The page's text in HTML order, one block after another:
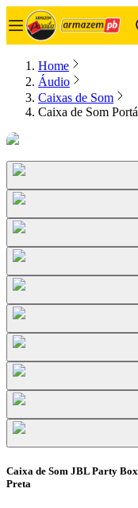
Home
Áudio
Caixas de Som
Caixa de Som
Caixa de Som JBL Party
Preta